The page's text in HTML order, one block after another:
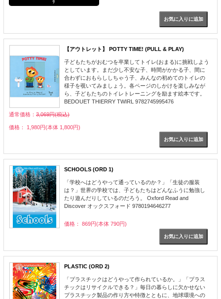
【アウトレット】 POTTY TIME! (PULL & PLAY)
子どもたちがおむつを卒業してトイレ(おまる)に挑戦しよう
としています。まだ少し不安な子、時間がかかる子、間に
合わずにおもらししちゃう子、みんなの初めてのトイレの
様子を覗いてみましょう。各ページのしかけを楽しみなが
ら、子どもたちのトイレトレーニングを励ます絵本です。
BEDOUET THIERRY TWIRL 9782745995476
通常価格： 3,069円(税込)
価格： 1,980円(本体 1,800円)
SCHOOLS (ORD 1)
「学校へはどうやって通っているのか？」「生徒の服装
は？」世界の学校では、子どもたちはどんなふうに勉強し
たり遊んだりしているのだろう。 Oxford Read and
Discover オックスフォード 9780194646277
価格： 869円(本体 790円)
PLASTIC (ORD 2)
「プラスチックはどうやって作られているか。」「プラス
チックはリサイクルできる？」毎日の暮らしに欠かせない
プラスチック製品の作り方や特徴とともに、地球環境への